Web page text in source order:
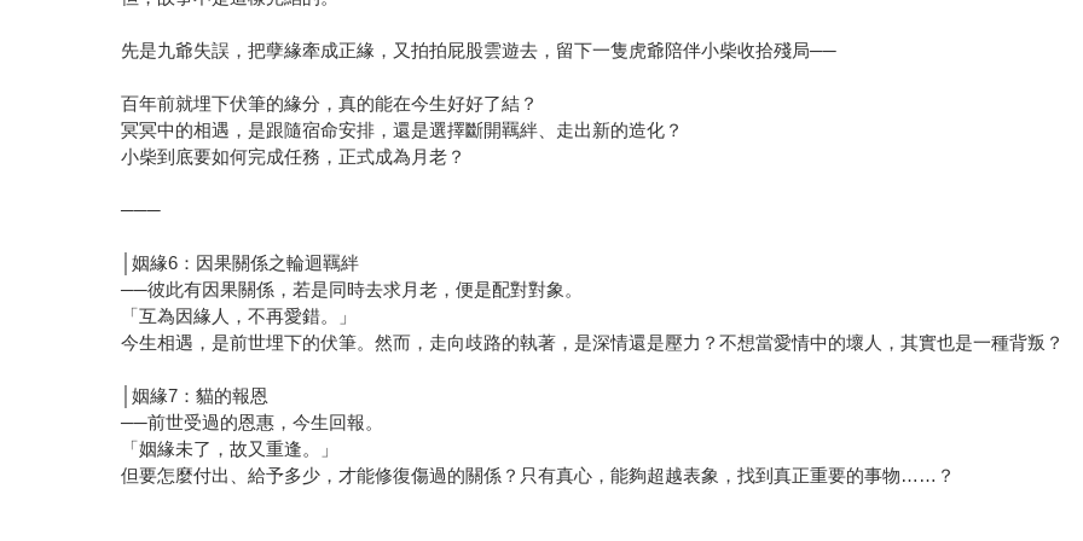
先是九爺失誤，把孽緣牽成正緣，又拍拍屁股雲遊去，留下一隻虎爺陪伴小柴收拾殘局──
百年前就埋下伏筆的緣分，真的能在今生好好了結？
冥冥中的相遇，是跟隨宿命安排，還是選擇斷開羈絆、走出新的造化？
小柴到底要如何完成任務，正式成為月老？
───
│姻緣6：因果關係之輪迴羈絆
──彼此有因果關係，若是同時去求月老，便是配對對象。
「互為因緣人，不再愛錯。」
今生相遇，是前世埋下的伏筆。然而，走向歧路的執著，是深情還是壓力？不想當愛情中的壞人，其實也是一種背叛？
│姻緣7：貓的報恩
──前世受過的恩惠，今生回報。
「姻緣未了，故又重逢。」
但要怎麼付出、給予多少，才能修復傷過的關係？只有真心，能夠超越表象，找到真正重要的事物……？